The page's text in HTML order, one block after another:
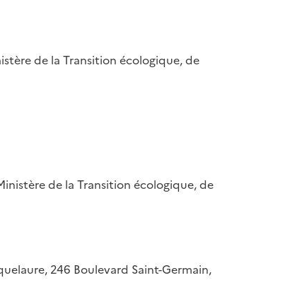
de la Transition écologique, de
de la Transition écologique, de
246 Boulevard Saint-Germain,